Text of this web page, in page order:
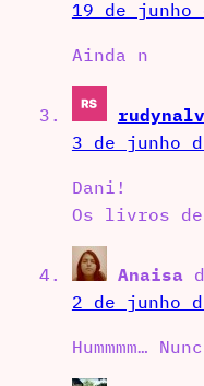
19 de junho
Ainda n
3 de junho
Dani!
Os livros
Anaisa
2 de junho
Hummmm…